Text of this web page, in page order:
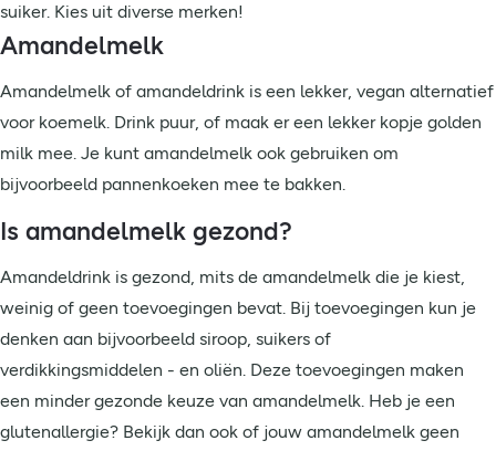
suiker. Kies uit diverse merken!
Amandelmelk
Amandelmelk of amandeldrink is een lekker, vegan alternatief
voor koemelk. Drink puur, of maak er een lekker kopje golden
milk mee. Je kunt amandelmelk ook gebruiken om
bijvoorbeeld pannenkoeken mee te bakken.
Is amandelmelk gezond?
Amandeldrink is gezond, mits de amandelmelk die je kiest,
weinig of geen toevoegingen bevat. Bij toevoegingen kun je
denken aan bijvoorbeeld siroop, suikers of
verdikkingsmiddelen - en oliën. Deze toevoegingen maken
een minder gezonde keuze van amandelmelk. Heb je een
glutenallergie? Bekijk dan ook of jouw amandelmelk geen